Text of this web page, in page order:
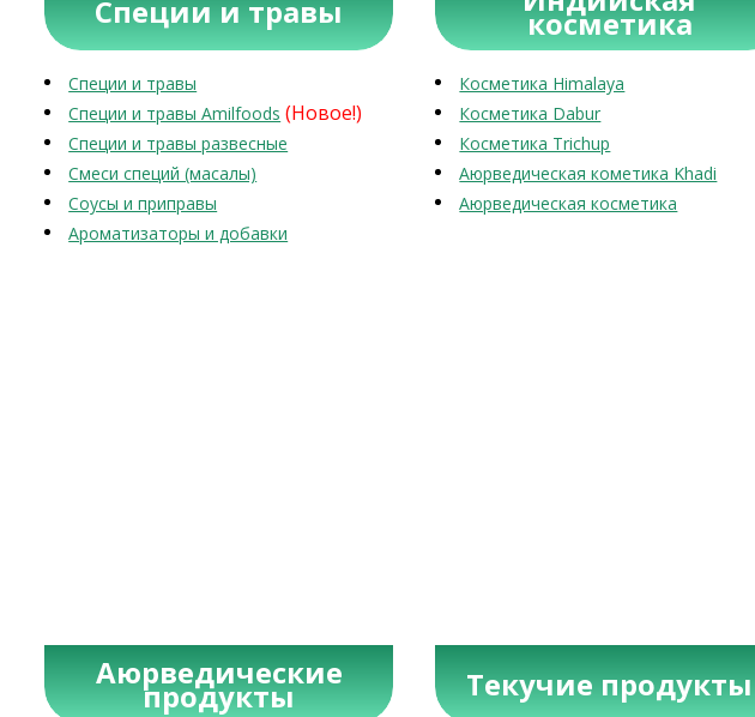
Специи и травы
Специи и травы
Специи и травы Amilfoods (Новое!)
Специи и травы развесные
Смеси специй (масалы)
Соусы и приправы
Ароматизаторы и добавки
косметика
Косметика Himalaya
Косметика Dabur
Косметика Trichup
Аюрведическая кометика Khadi
Аюрведическая косметика
Аюрведические
продукты Текучие продукты